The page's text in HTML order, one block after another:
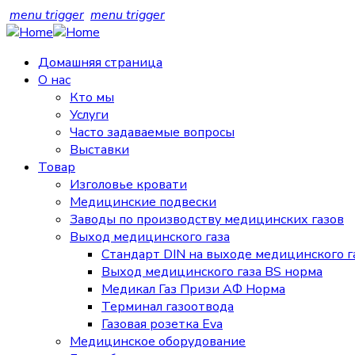
menu trigger menu trigger
Домашняя страница
О нас
Кто мы
Услуги
Часто задаваемые вопросы
Выставки
Товар
Изголовье кровати
Медицинские подвески
Заводы по производству медицинских газов
Выход медицинского газа
Стандарт DIN на выходе медицинского
Выход медицинского газа BS норма
Медикал Газ Призи АФ Норма
Терминал газоотвода
Газовая розетка Eva
Медицинское оборудование